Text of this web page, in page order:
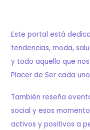
Este portal está
tendencias, moda,
y todo aquello que
Placer de Ser cada
También reseña
social y esos
activos y positivos a